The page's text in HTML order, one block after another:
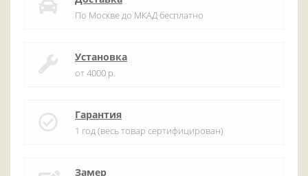
По Москве до МКАД бесплатно
Установка
от 4000 р.
Гарантия
1 год (весь товар сертифицирован)
Замер